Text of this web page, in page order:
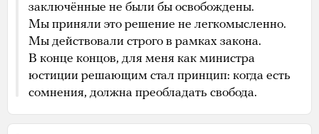
заключённые не были бы освобождены.
Мы приняли это решение не легкомысленно.
Мы действовали строго в рамках закона.
В конце концов, для меня как министра
юстиции решающим стал принцип: когда есть
сомнения, должна преобладать свобода.